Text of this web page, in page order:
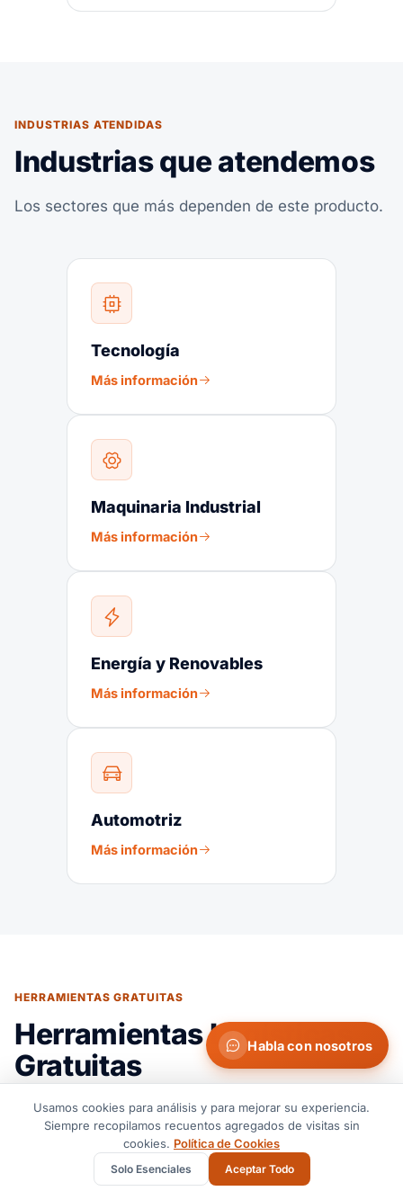
INDUSTRIAS ATENDIDAS
Industrias que atendemos
Los sectores que más dependen de este producto.
Tecnología
Más información
Maquinaria Industrial
Más información
Energía y Renovables
Más información
Automotriz
Más información
HERRAMIENTAS GRATUITAS
Herramientas Logísticas
Gratuitas
Habla con nosotros
Usamos cookies para análisis y para mejorar su experiencia.
Siempre recopilamos recuentos agregados de visitas sin
cookies. Política de Cookies
Solo Esenciales Aceptar Todo